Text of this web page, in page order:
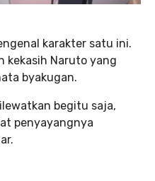
karakter satu ini.
kekasih Naruto yang
byakugan.
begitu saja,
penyayangnya